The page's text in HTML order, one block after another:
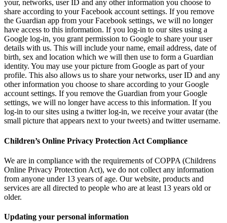
your, networks, user ID and any other information you choose to
share according to your Facebook account settings. If you remove
the Guardian app from your Facebook settings, we will no longer
have access to this information. If you log-in to our sites using a
Google log-in, you grant permission to Google to share your user
details with us. This will include your name, email address, date of
birth, sex and location which we will then use to form a Guardian
identity. You may use your picture from Google as part of your
profile. This also allows us to share your networks, user ID and any
other information you choose to share according to your Google
account settings. If you remove the Guardian from your Google
settings, we will no longer have access to this information. If you
log-in to our sites using a twitter log-in, we receive your avatar (the
small picture that appears next to your tweets) and twitter username.
Children’s Online Privacy Protection Act Compliance
We are in compliance with the requirements of COPPA (Childrens
Online Privacy Protection Act), we do not collect any information
from anyone under 13 years of age. Our website, products and
services are all directed to people who are at least 13 years old or
older.
Updating your personal information